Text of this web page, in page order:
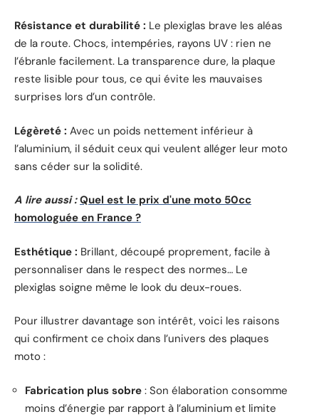
Résistance et durabilité : Le plexiglas brave les aléas
de la route. Chocs, intempéries, rayons UV : rien ne
l’ébranle facilement. La transparence dure, la plaque
reste lisible pour tous, ce qui évite les mauvaises
surprises lors d’un contrôle.
Légèreté : Avec un poids nettement inférieur à
l’aluminium, il séduit ceux qui veulent alléger leur moto
sans céder sur la solidité.
A lire aussi : Quel est le prix d'une moto 50cc
homologuée en France ?
Esthétique : Brillant, découpé proprement, facile à
personnaliser dans le respect des normes… Le
plexiglas soigne même le look du deux-roues.
Pour illustrer davantage son intérêt, voici les raisons
qui confirment ce choix dans l’univers des plaques
moto :
Fabrication plus sobre : Son élaboration consomme
moins d’énergie par rapport à l’aluminium et limite